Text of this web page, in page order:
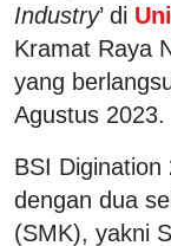
Industry’ di
Kramat Raya
yang
Agustus 2023.
BSI Digination
dengan dua
(SMK), yakni